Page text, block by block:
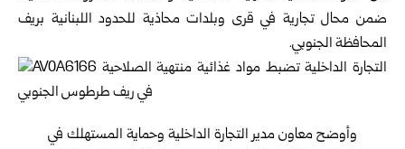
ضمن محال ‏تجارية في قرى وبلدات محاذية للحدود اللبنانية بريف
المحافظة الجنوبي.‏
وأوضح معاون مدير التجارة الداخلية وحماية المستهلك في